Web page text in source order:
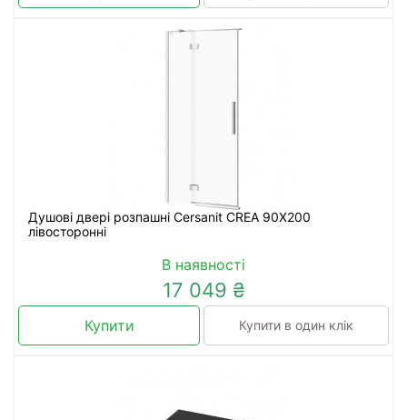
Душові двері розпашні Cersanit CREA 90X200
лівосторонні
В наявності
17 049 ₴
Купити Купити в один клік